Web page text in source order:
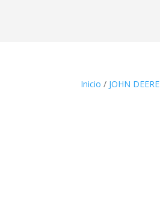
Inicio / JOHN DEERE